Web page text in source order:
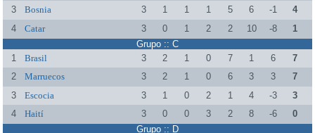
3
Bosnia 3 1 1 1 5 6 -1
4
4
Catar 3 0 1 2 2 10 -8
1
Grupo :: C
1
Brasil 3 2 1 0 7 1 6
7
2
Marruecos 3 2 1 0 6 3 3
7
3
Escocia 3 1 0 2 1 4 -3
3
4
Haití 3 0 0 3 2 8 -6
0
Grupo :: D